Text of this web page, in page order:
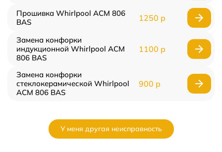
Прошивка Whirlpool ACM 806
BAS
1250 р
Замена конфорки
индукционной Whirlpool ACM
806 BAS
1100 р
Замена конфорки
стеклокерамической Whirlpool
ACM 806 BAS
900 р
У меня другая неисправность